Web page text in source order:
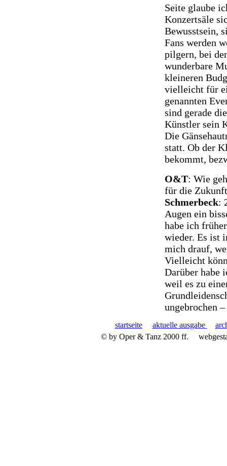
Seite glaube
Konzertsäle
Bewusstsein,
Fans werden
pilgern, bei
wunderbare
kleineren
vielleicht für
genannten
sind gerade
Künstler sein
Die
statt. Ob der
bekommt,
O&T: Wie
für die
Schmerbeck:
Augen ein
habe ich
wieder. Es ist
mich drauf,
Vielleicht
Darüber habe
weil es zu
ungebrochen
startseite aktuelle ausgabe
© by Oper & Tanz 2000 ff.